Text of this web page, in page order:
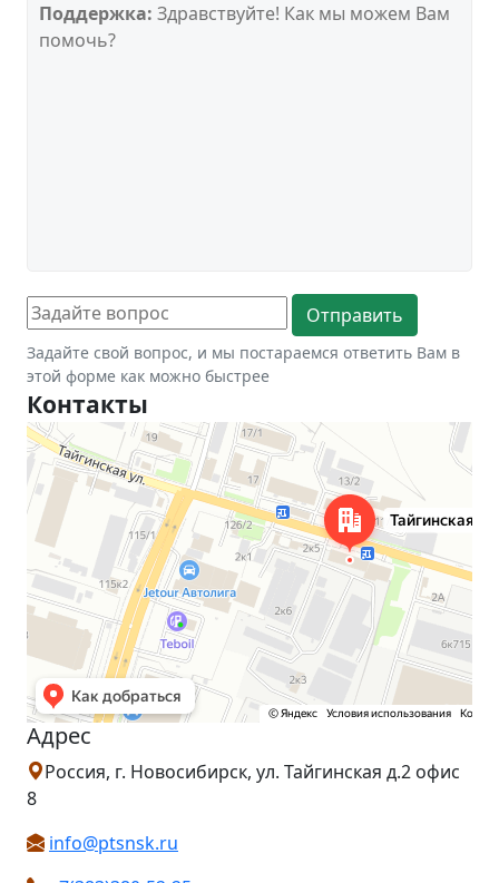
Поддержка: Здравствуйте! Как мы можем Вам
помочь?
Задайте свой вопрос, и мы постараемся ответить Вам в
этой форме как можно быстрее
Контакты
Новосибирск
Тайгинская улица, 2 на карте Новосибирска — Яндекс Карты
Адрес
Россия, г. Новосибирск, ул. Тайгинская д.2 офис
8
info@ptsnsk.ru